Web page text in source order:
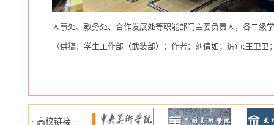
人事处、教务处、合作发展处等职能部门主要负责人，各二级
（供稿：学生工作部（武装部）；作者：刘倩如；编审;王卫
· 高校链接 ·